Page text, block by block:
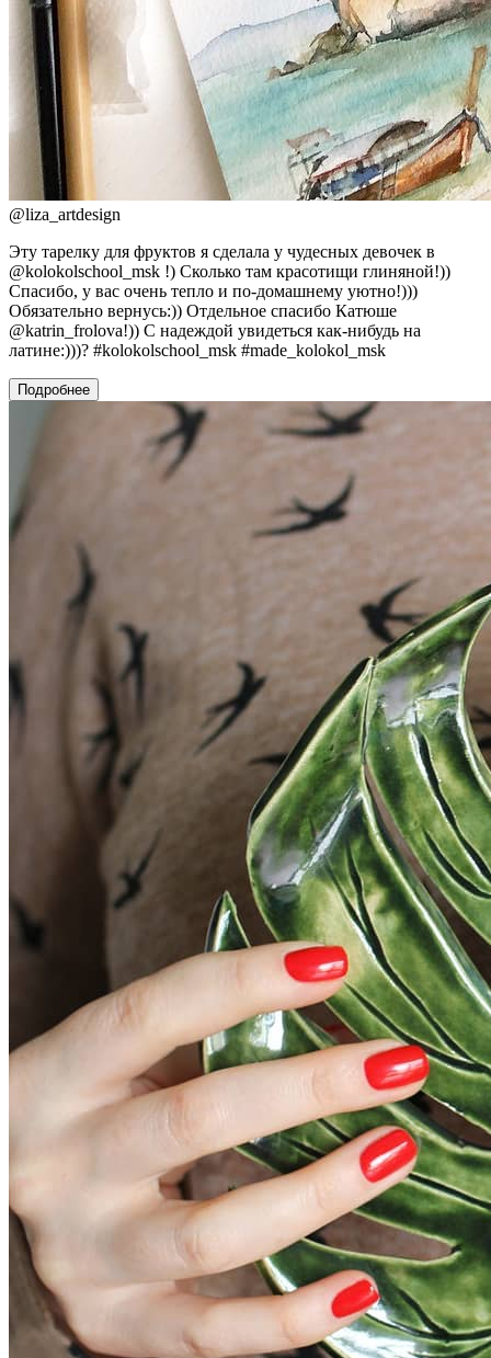
@liza_artdesign
Эту тарелку для фруктов я сделала у чудесных девочек в
@kolokolschool_msk !) Сколько там красотищи глиняной!))
Спасибо, у вас очень тепло и по-домашнему уютно!)))
Обязательно вернусь:)) Отдельное спасибо Катюше
@katrin_frolova!)) С надеждой увидеться как-нибудь на
латине:)))? #kolokolschool_msk #made_kolokol_msk
Подробнее